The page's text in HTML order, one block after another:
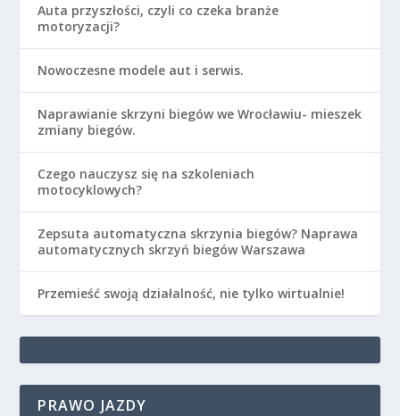
Auta przyszłości, czyli co czeka branże
motoryzacji?
Nowoczesne modele aut i serwis.
Naprawianie skrzyni biegów we Wrocławiu- mieszek
zmiany biegów.
Czego nauczysz się na szkoleniach
motocyklowych?
Zepsuta automatyczna skrzynia biegów? Naprawa
automatycznych skrzyń biegów Warszawa
Przemieść swoją działalność, nie tylko wirtualnie!
PRAWO JAZDY